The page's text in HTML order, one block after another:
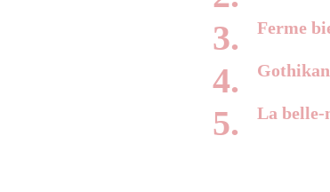
Ferme
La belle-